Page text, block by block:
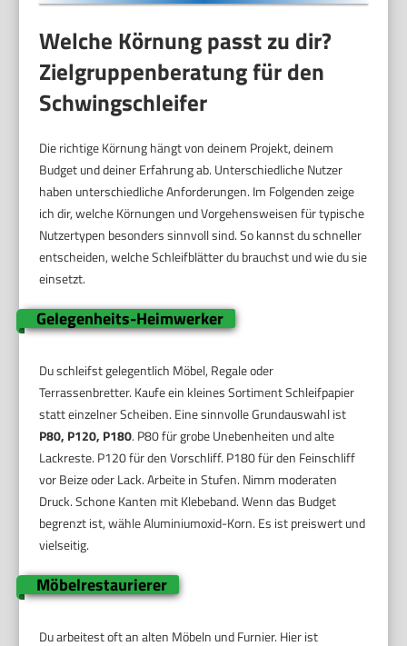
Welche Körnung passt zu dir?
Zielgruppenberatung für den
Schwingschleifer
Die richtige Körnung hängt von deinem Projekt, deinem
Budget und deiner Erfahrung ab. Unterschiedliche Nutzer
haben unterschiedliche Anforderungen. Im Folgenden zeige
ich dir, welche Körnungen und Vorgehensweisen für typische
Nutzertypen besonders sinnvoll sind. So kannst du schneller
entscheiden, welche Schleifblätter du brauchst und wie du sie
einsetzt.
Gelegenheits-Heimwerker
Du schleifst gelegentlich Möbel, Regale oder
Terrassenbretter. Kaufe ein kleines Sortiment Schleifpapier
statt einzelner Scheiben. Eine sinnvolle Grundauswahl ist
P80, P120, P180. P80 für grobe Unebenheiten und alte
Lackreste. P120 für den Vorschliff. P180 für den Feinschliff
vor Beize oder Lack. Arbeite in Stufen. Nimm moderaten
Druck. Schone Kanten mit Klebeband. Wenn das Budget
begrenzt ist, wähle Aluminiumoxid-Korn. Es ist preiswert und
vielseitig.
Möbelrestaurierer
Du arbeitest oft an alten Möbeln und Furnier. Hier ist